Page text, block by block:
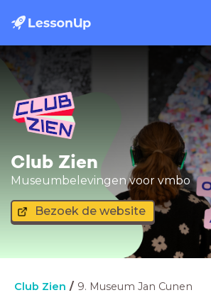
Club Zien
Museumbelevingen voor vmbo
Bezoek de website
Club Zien 9. Museum Jan Cunen